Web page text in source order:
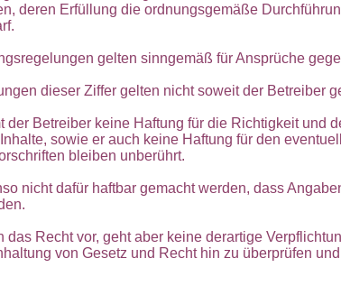
deren Erfüllung die ordnungsgemäße
gelten sinngemäß für Ansprüche
dieser Ziffer gelten nicht soweit der Betreiber
der Betreiber keine Haftung für die Richtigkeit
sowie er auch keine Haftung für den
bleiben unberührt.
nicht dafür haftbar gemacht werden, dass
das Recht vor, geht aber keine derartige
von Gesetz und Recht hin zu überprüfen